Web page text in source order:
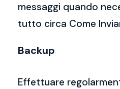
messaggi quando
tutto circa Come
Backup
Effettuare